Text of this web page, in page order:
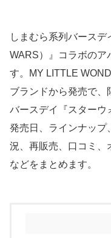
しまむら系列バース
WARS）』コラボのア
す。MY LITTLE
ブランドから発売で、
バースデイ『スターウ
発売日、ラインナップ
況、再販売、口コミ、
などをまとめます。